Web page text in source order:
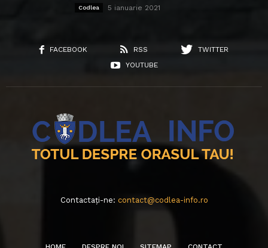
Codlea 5 ianuarie 2021
FACEBOOK RSS
TWITTER
YOUTUBE
Contactați-ne: contact@codlea-info.ro